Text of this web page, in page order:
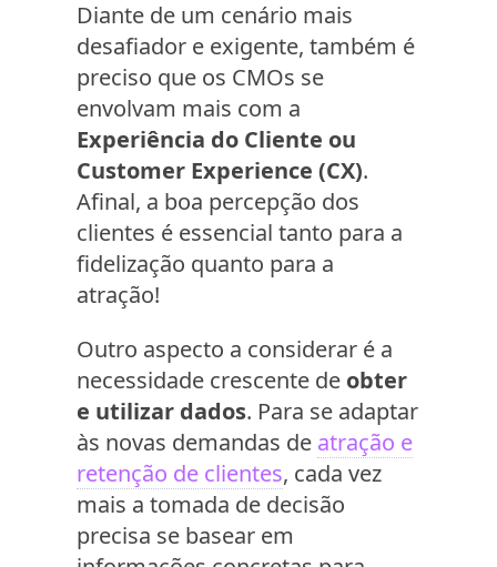
Diante de um cenário mais
desafiador e exigente, também é
preciso que os CMOs se
envolvam mais com a
Experiência do Cliente ou
Customer Experience (CX).
Afinal, a boa percepção dos
clientes é essencial tanto para a
fidelização quanto para a
atração!
Outro aspecto a considerar é a
necessidade crescente de obter
e utilizar dados. Para se adaptar
às novas demandas de atração e
retenção de clientes, cada vez
mais a tomada de decisão
precisa se basear em